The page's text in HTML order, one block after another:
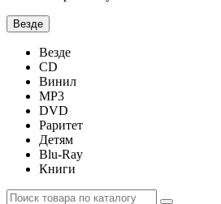
Везде
Везде
CD
Винил
MP3
DVD
Раритет
Детям
Blu-Ray
Книги